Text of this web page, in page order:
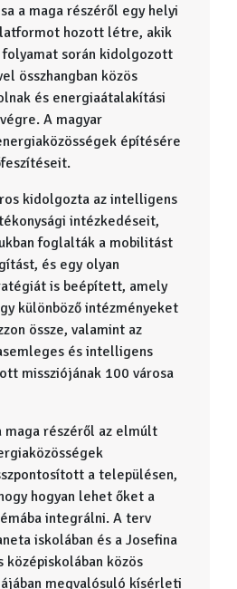
a maga részéről egy helyi
hozott létre, akik
során kidolgozott
összhangban közös
és energiaátalakítási
A magyar
építésére
kidolgozta az intelligens
intézkedéseit,
foglalták a mobilitást
és egy olyan
is beépített, amely
különböző intézményeket
össze, valamint az
és intelligens
missziójának 100 városa
maga részéről az elmúlt
a településen,
hogyan lehet őket a
integrálni. A terv
iskolában és a Josefina
középiskolában közös
megvalósuló kísérleti